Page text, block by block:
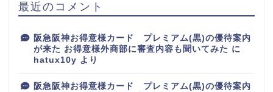
最近のコメント
阪急阪神お得意様カード プレミアム(黒)の優待案内
が来た お得意様外商部に審査内容も聞いてみた に
hatux10y より
阪急阪神お得意様カード プレミアム(黒)の優待案内